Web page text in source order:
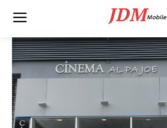
JDMMobile